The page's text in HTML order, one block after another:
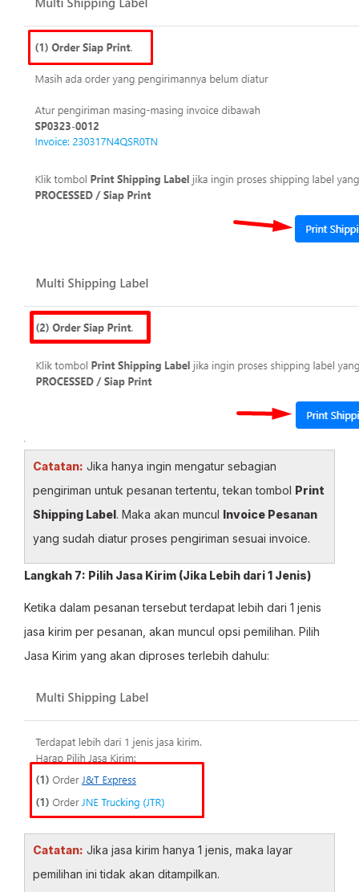
Catatan: Jika hanya ingin mengatur sebagian
pengiriman untuk pesanan tertentu, tekan tombol Print
Shipping Label. Maka akan muncul Invoice Pesanan
yang sudah diatur proses pengiriman sesuai invoice.
Langkah 7: Pilih Jasa Kirim (Jika Lebih dari 1 Jenis)
Ketika dalam pesanan tersebut terdapat lebih dari 1 jenis
jasa kirim per pesanan, akan muncul opsi pemilihan. Pilih
Jasa Kirim yang akan diproses terlebih dahulu:
Catatan: Jika jasa kirim hanya 1 jenis, maka layar
pemilihan ini tidak akan ditampilkan.